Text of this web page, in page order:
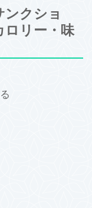
ンクショ
ロリー・味